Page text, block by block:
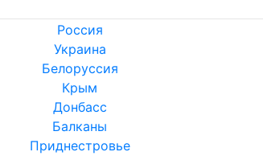
Россия
Украина
Белоруссия
Крым
Донбасс
Балканы
Приднестровье